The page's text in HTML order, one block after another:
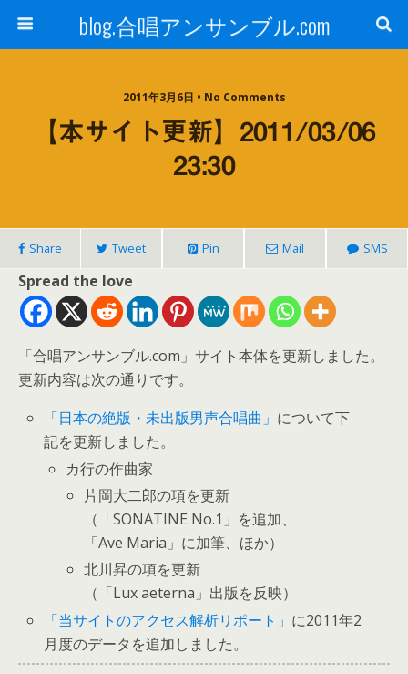
blog.合唱アンサンブル.com
2011年3月6日 • No Comments
【本サイト更新】2011/03/06
23:30
Share Tweet Pin Mail SMS
Spread the love
「合唱アンサンブル.com」サイト本体を更新しました。
更新内容は次の通りです。
「日本の絶版・未出版男声合唱曲」 について下
記を更新しました。
カ行の作曲家
片岡大二郎の項を更新
（「SONATINE No.1」を追加、
「Ave Maria」に加筆、ほか）
北川昇の項を更新
（「Lux aeterna」出版を反映）
「当サイトのアクセス解析リポート」 に2011年2
月度のデータを追加しました。